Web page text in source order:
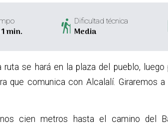
min. hikingDificultad técnica
Media
ruta se hará en la plaza del pueblo,
que comunica con Alcalalí. Giraremos
cien metros hasta el camino del